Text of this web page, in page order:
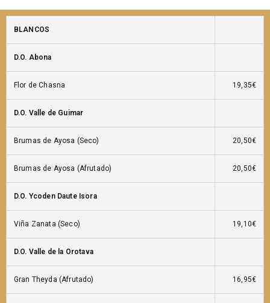
BLANCOS
D.O. Abona
Flor de Chasna 19,35€
D.O. Valle de Guimar
Brumas de Ayosa (Seco) 20,50€
Brumas de Ayosa (Afrutado) 20,50€
D.O. Ycoden Daute Isora
Viña Zanata (Seco) 19,10€
D.O. Valle de la Orotava
Gran Theyda (Afrutado) 16,95€